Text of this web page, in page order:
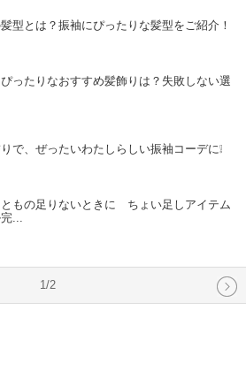
型とは？振袖にぴったりな髪型をご紹介！
ったりなおすすめ髪飾りは？失敗しない選
で、ぜったいわたしらしい振袖コーデに❕
もの足りないときに ちょい足しアイテム
...
1/2